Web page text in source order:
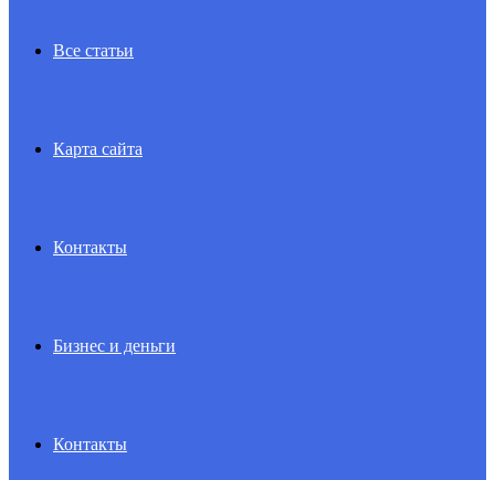
Все статьи
Карта сайта
Контакты
Бизнес и деньги
Контакты